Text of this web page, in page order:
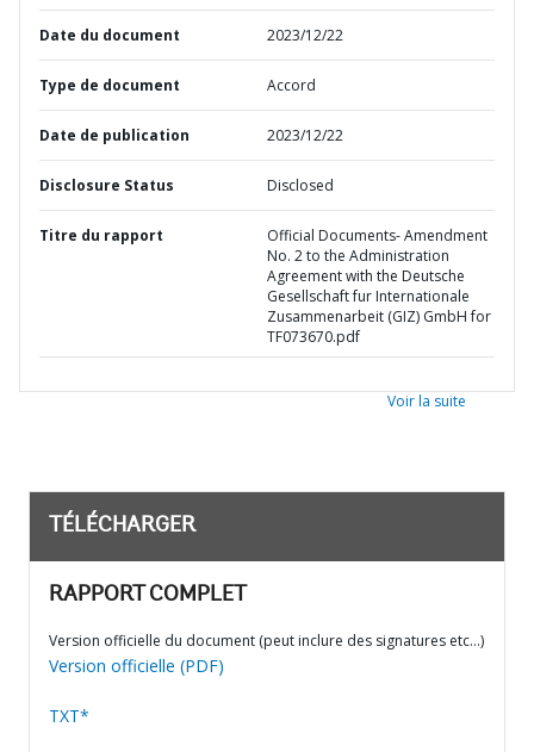
Date du document 2023/12/22
Type de document Accord
Date de publication 2023/12/22
Disclosure Status Disclosed
Titre du rapport
Official Documents- Amendment
No. 2 to the Administration
Agreement with the Deutsche
Gesellschaft fur Internationale
Zusammenarbeit (GIZ) GmbH for
TF073670.pdf
Voir la suite
TÉLÉCHARGER
RAPPORT COMPLET
Version officielle du document (peut inclure des signatures etc…)
Version officielle (PDF)
TXT*